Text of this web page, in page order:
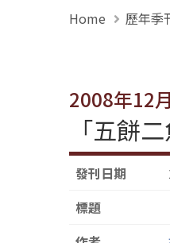
Home 歷年季
2008年12
「五餅
發刊日期
標題